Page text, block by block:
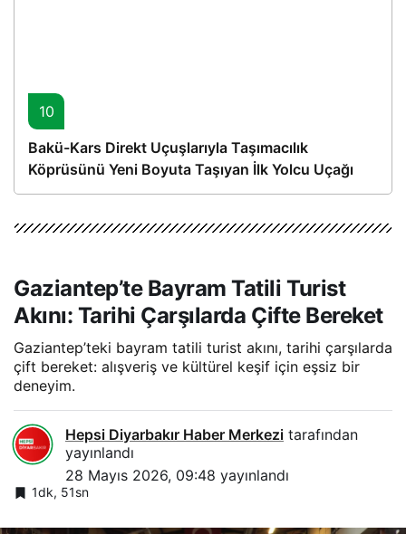
10
Bakü-Kars Direkt Uçuşlarıyla Taşımacılık
Köprüsünü Yeni Boyuta Taşıyan İlk Yolcu Uçağı
Hareket Etti
Gaziantep’te Bayram Tatili Turist
Akını: Tarihi Çarşılarda Çifte Bereket
Gaziantep’teki bayram tatili turist akını, tarihi çarşılarda
çift bereket: alışveriş ve kültürel keşif için eşsiz bir
deneyim.
Hepsi Diyarbakır Haber Merkezi tarafından
yayınlandı
28 Mayıs 2026, 09:48 yayınlandı
1dk, 51sn